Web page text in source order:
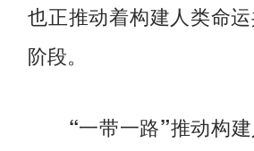
也正推动着构建人类命
阶段。
“一带一路”推动构